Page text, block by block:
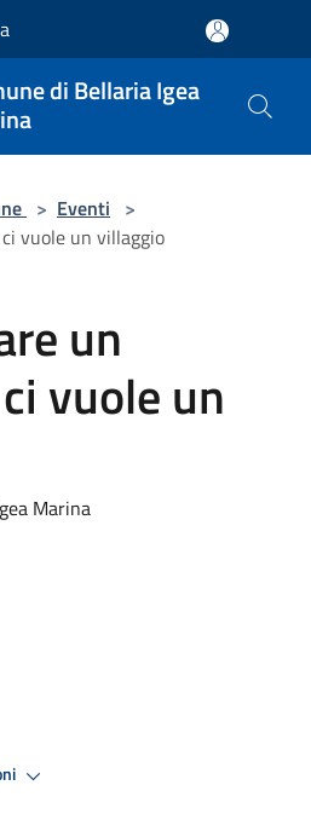
di Bellaria Igea
> Eventi >
vuole un villaggio
un
vuole un
Marina